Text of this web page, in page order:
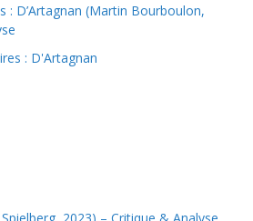
: D’Artagnan (Martin Bourboulon,